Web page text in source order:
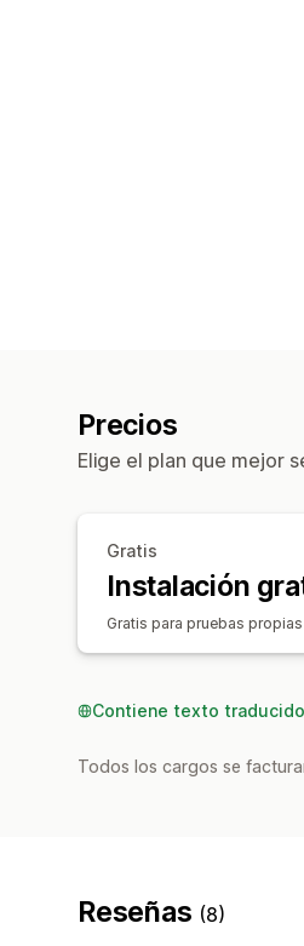
Precios
Elige el plan que mejor
Gratis
Instalación
Gratis para pruebas
Contiene texto
Todos los cargos se
Reseñas (8)